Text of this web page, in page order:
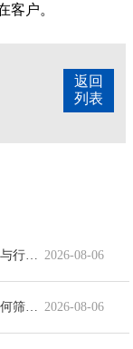
客户。
返回
列表
2026-08-06
2026-08-06